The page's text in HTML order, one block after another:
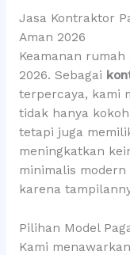
Jasa Kontraktor
Aman 2026
Keamanan
2026. Sebagai
terpercaya, kami
tidak hanya
tetapi juga
meningkatkan
minimalis
karena
Pilihan Model
Kami